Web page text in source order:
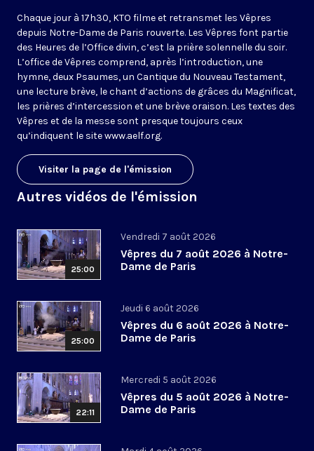
Chaque jour à 17h30, KTO filme et retransmet les Vêpres
depuis Notre-Dame de Paris rouverte. Les Vêpres font partie
des Heures de l’Office divin, c’est la prière solennelle du soir.
L’office de Vêpres comprend, après l’introduction, une
hymne, deux Psaumes, un Cantique du Nouveau Testament,
une lecture brève, le chant d’actions de grâces du Magnificat,
les prières d’intercession et une brève oraison. Les textes des
Vêpres et de la messe sont presque toujours ceux
qu’indiquent le sitewww.aelf.org.
Visiter la page de l'émission
Autres vidéos de l'émission
25:00
Vendredi 7 août 2026
Vêpres du 7 août 2026 à Notre-
Dame de Paris
25:00
Jeudi 6 août 2026
Vêpres du 6 août 2026 à Notre-
Dame de Paris
22:11
Mercredi 5 août 2026
Vêpres du 5 août 2026 à Notre-
Dame de Paris